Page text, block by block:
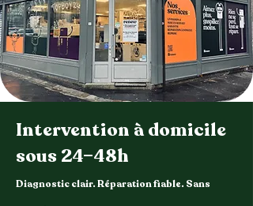
Intervention à domicile
sous 24–48h
Diagnostic clair. Réparation fiable. Sans